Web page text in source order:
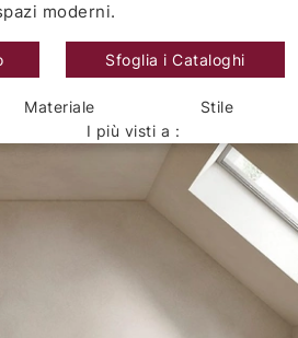
moderni.
Sfoglia i Cataloghi
Materiale
Stile
I più visti a :